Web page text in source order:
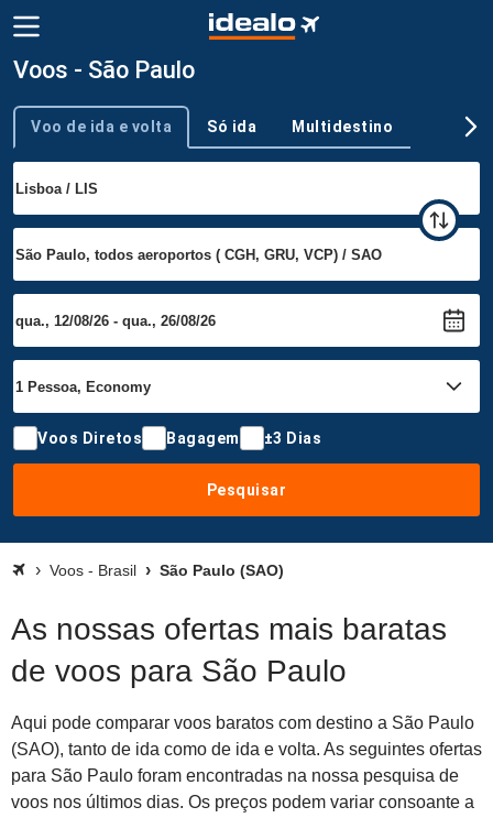
Voos - São Paulo
Tipo de viagem
Voo de ida e volta Só ida Multidestino
Voos Diretos Bagagem ±3 Dias
Pesquisar
Voos - Brasil São Paulo (SAO)
As nossas ofertas mais baratas
de voos para São Paulo
Aqui pode comparar voos baratos com destino a São Paulo
(SAO), tanto de ida como de ida e volta. As seguintes ofertas
para São Paulo foram encontradas na nossa pesquisa de
voos nos últimos dias. Os preços podem variar consoante a